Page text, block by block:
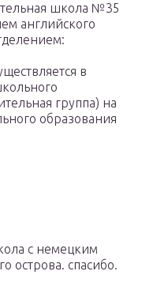
школа №35
английского
в
группа) на
образования
с немецким
острова. спасибо.